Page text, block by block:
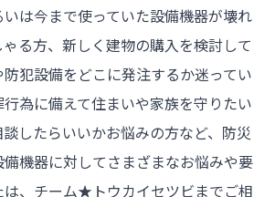
は今まで使っていた設備機器が壊れ
る方、新しく建物の購入を検討して
犯設備をどこに発注するか迷ってい
為に備えて住まいや家族を守りたい
したらいいかお悩みの方など、防災
機器に対してさまざまなお悩みや要
、チーム★トウカイセツビまでご相